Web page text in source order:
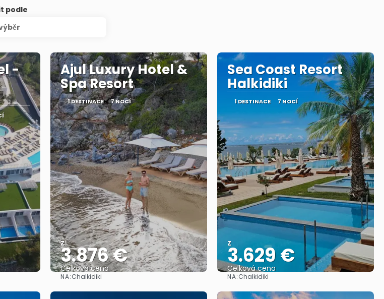
podle
- Ajul Luxury Hotel &
Spa Resort
1 DESTINACE 7 NOCÍ
Z
3.876 €
Celková cena
NA:Chalkidiki
Sea Coast Resort
Halkidiki
1 DESTINACE 7 NOCÍ
Z
3.629 €
Celková cena
NA:Chalkidiki